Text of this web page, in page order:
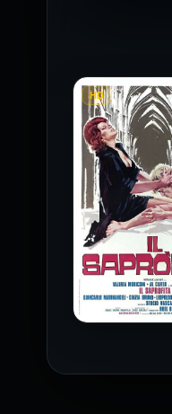
HD